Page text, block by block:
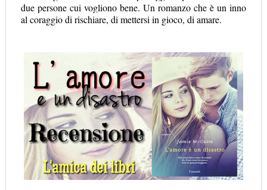
due persone cui vogliono bene. Un romanzo che è un inno
al coraggio di rischiare, di mettersi in gioco, di amare.